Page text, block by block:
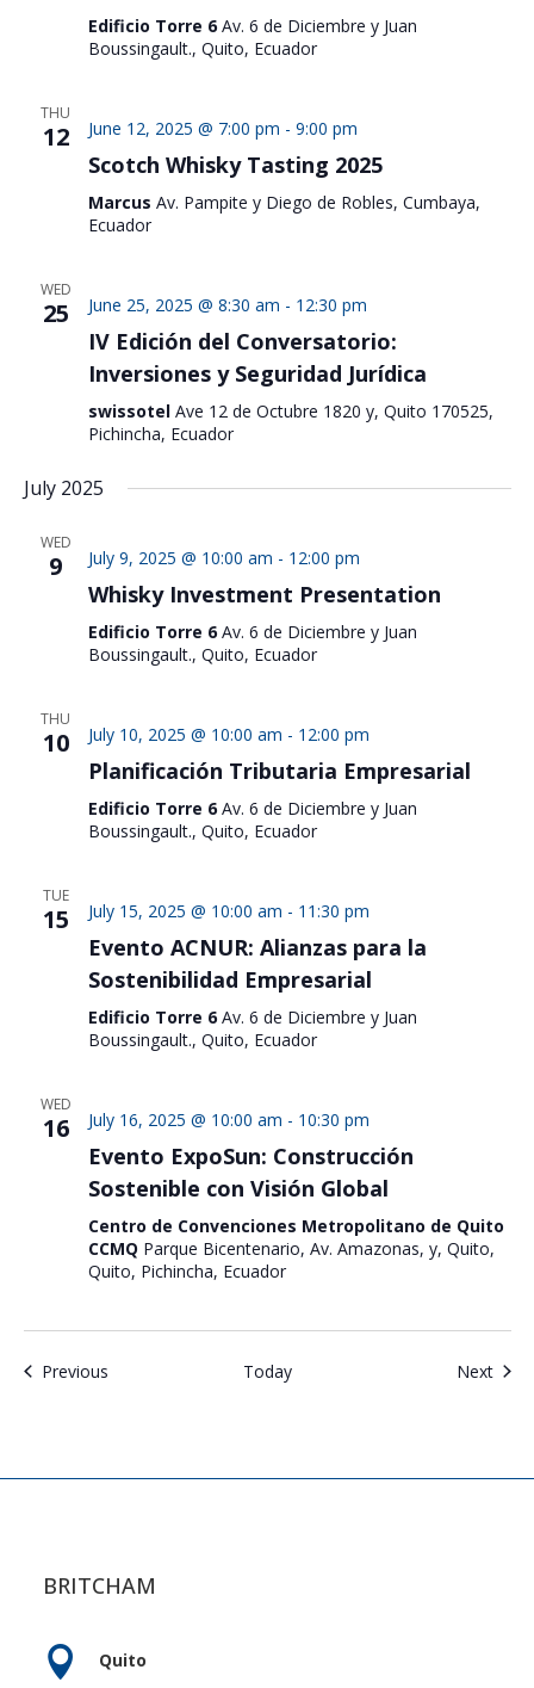
Edificio Torre 6 Av. 6 de Diciembre y Juan
Boussingault., Quito, Ecuador
THU
12 June 12, 2025 @ 7:00 pm - 9:00 pm
Scotch Whisky Tasting 2025
Marcus Av. Pampite y Diego de Robles, Cumbaya,
Ecuador
WED
25 June 25, 2025 @ 8:30 am - 12:30 pm
IV Edición del Conversatorio:
Inversiones y Seguridad Jurídica
swissotel Ave 12 de Octubre 1820 y, Quito 170525,
Pichincha, Ecuador
July 2025
WED
9 July 9, 2025 @ 10:00 am - 12:00 pm
Whisky Investment Presentation
Edificio Torre 6 Av. 6 de Diciembre y Juan
Boussingault., Quito, Ecuador
THU
10 July 10, 2025 @ 10:00 am - 12:00 pm
Planificación Tributaria Empresarial
Edificio Torre 6 Av. 6 de Diciembre y Juan
Boussingault., Quito, Ecuador
TUE
15 July 15, 2025 @ 10:00 am - 11:30 pm
Evento ACNUR: Alianzas para la
Sostenibilidad Empresarial
Edificio Torre 6 Av. 6 de Diciembre y Juan
Boussingault., Quito, Ecuador
WED
16 July 16, 2025 @ 10:00 am - 10:30 pm
Evento ExpoSun: Construcción
Sostenible con Visión Global
Centro de Convenciones Metropolitano de Quito
CCMQ Parque Bicentenario, Av. Amazonas, y, Quito,
Quito, Pichincha, Ecuador
PreviousEvents Today Next
BRITCHAM
 Quito